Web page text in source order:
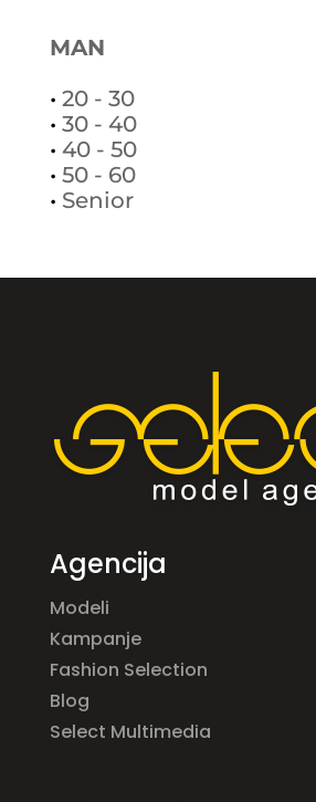
MAN
• 20 - 30
• 30 - 40
• 40 - 50
• 50 - 60
• Senior
Agencija
Modeli
Kampanje
Fashion Selection
Blog
Select Multimedia